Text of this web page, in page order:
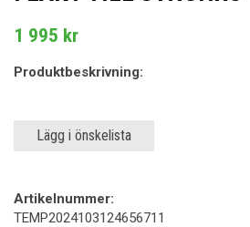
1 995 kr
Produktbeskrivning:
Lägg i önskelista
Artikelnummer:
TEMP2024103124656711